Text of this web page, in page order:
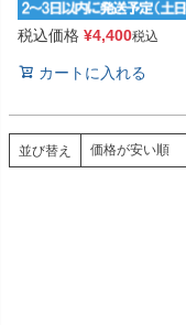
税込価格 ¥4,400税込
カートに入れる
並び替え 価格が安い順